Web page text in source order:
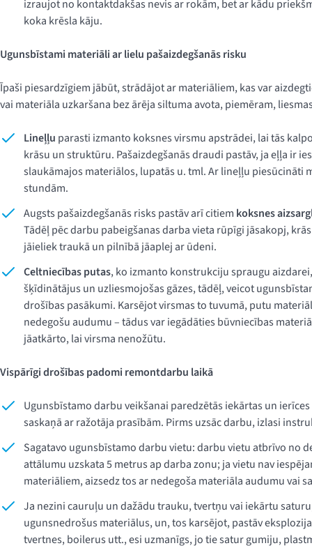
izraujot no kontaktdakšas nevis ar rokām, bet ar kādu
koka krēsla kāju.
Ugunsbīstami materiāli ar lielu pašaizdegšanās risku
Īpaši piesardzīgiem jābūt, strādājot ar materiāliem, kas var
vai materiāla uzkaršana bez ārēja siltuma avota, piemēram,
Lineļļu parasti izmanto koksnes virsmu apstrādei, lai tās
krāsu un struktūru. Pašaizdegšanās draudi pastāv, ja eļļa ir
slaukāmajos materiālos, lupatās u. tml. Ar lineļļu piesūcināti
stundām.
Augsts pašaizdegšanās risks pastāv arī citiem koksnes
Tādēļ pēc darbu pabeigšanas darba vieta rūpīgi jāsakopj,
jāieliek traukā un pilnībā jāaplej ar ūdeni.
Celtniecības putas, ko izmanto konstrukciju spraugu
šķīdinātājus un uzliesmojošas gāzes, tādēļ, veicot
drošības pasākumi. Karsējot virsmas to tuvumā, putu
nedegošu audumu – tādus var iegādāties būvniecības
jāatkārto, lai virsma nenožūtu.
Vispārīgi drošības padomi remontdarbu laikā
Ugunsbīstamo darbu veikšanai paredzētās iekārtas un
saskaņā ar ražotāja prasībām. Pirms uzsāc darbu, izlasi
Sagatavo ugunsbīstamo darbu vietu: darbu vietu atbrīvo no
attālumu uzskata 5 metrus ap darba zonu; ja vietu nav
materiāliem, aizsedz tos ar nedegoša materiāla audumu vai
Ja nezini cauruļu un dažādu trauku, tvertņu vai iekārtu
ugunsnedrošus materiālus, un, tos karsējot, pastāv
tvertnes, boilerus utt., esi uzmanīgs, jo tie satur gumiju,